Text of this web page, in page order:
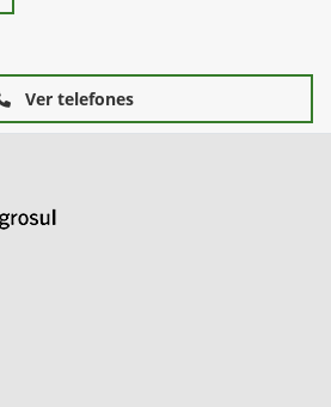
Ver telefones